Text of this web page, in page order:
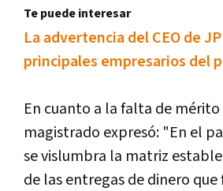
Te puede interesar
La advertencia del CEO de
principales empresarios del
En cuanto a lafalta de mérito
magistrado expresó: "En el
sevislumbra la matriz
de lasentregasdedinero que